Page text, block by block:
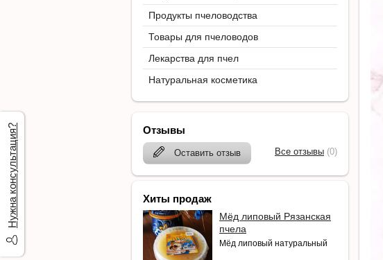
Продукты пчеловодства
Товары для пчеловодов
Лекарства для пчел
Натуральная косметика
Отзывы
Оставить отзыв Все отзывы (0)
Хиты продаж
Мёд липовый Рязанская
пчела
Мёд липовый натуральный
Нужна консультация?